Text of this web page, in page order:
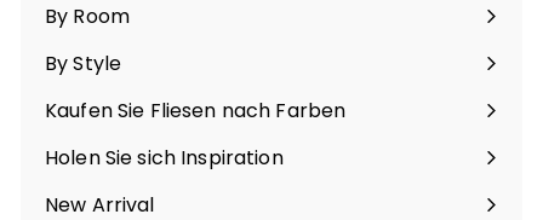
By Room
Menü
maximieren
By Style
Menü
maximieren
Kaufen Sie Fliesen nach Farben
Menü
maximieren
Holen Sie sich Inspiration
Menü
maximieren
New Arrival